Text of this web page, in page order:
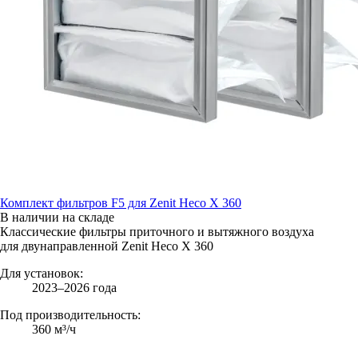
Комплект фильтров F5 для Zenit Heco X 360
В наличии на складе
Классические фильтры приточного и вытяжного воздуха
для двунаправленной Zenit Heco X 360
Для установок:
2023–2026 года
Под производительность:
360 м³/ч